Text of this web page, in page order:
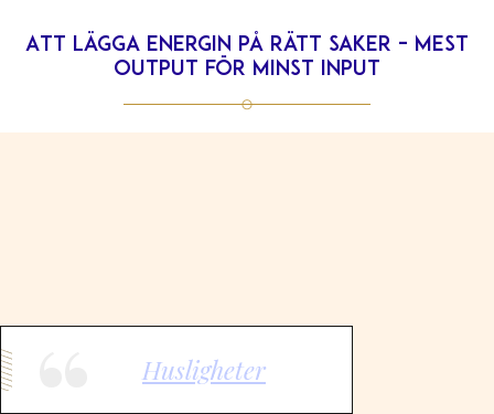
Att lägga energin på rätt saker – mest
output för minst input
Husligheter